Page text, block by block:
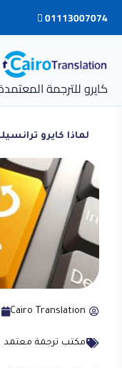
01113007074
كايرو للترجمة
لماذا كايرو
Cairo Translation
مكتب ترجمة معتمد